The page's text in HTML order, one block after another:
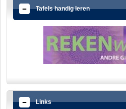
Tafels handig leren
Links